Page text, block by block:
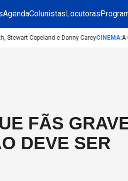
AgendaColunistasLocutoras
Copeland e Danny CareyCINEMA:A
FÃS
DEVE SER